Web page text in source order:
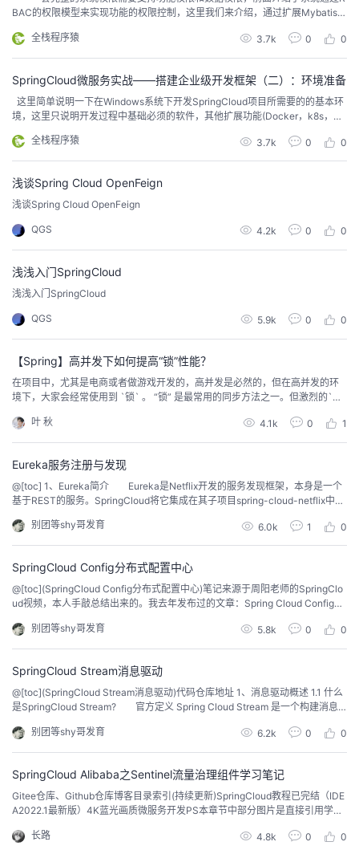
BAC的权限模型来实现功能的权限控制，这里我们来介绍，通过扩展Mybatis-
下，所谓功能权限，顾名思义是指用户在系统中拥有对哪些功能操作的权限控
制，而数据权限是指用户在系统中能够访问哪些数据的权限控制，数据权限又
全栈程序猿 3.7k 0 0
SpringCloud微服务实战——搭建企业级开发框架（二）：环境准备
这里简单说明一下在Windows系统下开发SpringCloud项目所需要的的基本环
境，这里只说明开发过程中基础必须的软件，其他扩展功能(Docker，k8s，Mi
件会在具体使用时详细说明，本地开发的环境软件以Windows版本的安装配置
为例，数据库等中间件以Linux(CentOS7)的安
全栈程序猿 3.7k 0 0
浅谈Spring Cloud OpenFeign
浅谈Spring Cloud OpenFeign
QGS 4.2k 0 0
浅浅入门SpringCloud
浅浅入门SpringCloud
QGS 5.9k 0 0
【Spring】高并发下如何提高“锁”性能？
在项目中，尤其是电商或者做游戏开发的，高并发是必然的，但在高并发的环
境下，大家会经常使用到 `锁` 。 “锁” 是最常用的同步方法之一。但激烈的`锁
叶 秋
4.1k 0 1
Eureka服务注册与发现
@[toc] 1、Eureka简介 Eureka是Netflix开发的服务发现框架，本身是一个
基于REST的服务。SpringCloud将它集成在其子项目spring-cloud-netflix中，
ntional State Transfer)服务的，主要以AWS云服务为支撑，提供服务发现并实
现...
别团等shy哥发育 6.0k 1 0
SpringCloud Config分布式配置中心
@[toc](SpringCloud Config分布式配置中心)笔记来源于周阳老师的SpringClo
ud视频，本人手敲总结出来的。我去年发布过的文章：Spring Cloud ConfigBu
的配置问题 微服务意味着要将单体应用中的业务拆分成一个个子服务，每
个服务的粒度相对较小，因此...
别团等shy哥发育 5.8k 0 0
SpringCloud Stream消息驱动
@[toc](SpringCloud Stream消息驱动)代码仓库地址 1、消息驱动概述 1.1 什么
是SpringCloud Stream? 官方定义 Spring Cloud Stream 是一个构建消息
am中binder对象交互。通过我们配置来binding(绑定) ，而 S...
别团等shy哥发育 6.2k 0 0
SpringCloud Alibaba之Sentinel流量治理组件学习笔记
Gitee仓库、Github仓库博客目录索引(持续更新)SpringCloud教程已完结（IDE
A2022.1最新版）4K蓝光画质微服务开发PS本章节中部分图片是直接引用学习
备一些服务来为下面部分的demo测试做准备。服务Nacos服务(注册中心)、用
长路 4.8k 0 0